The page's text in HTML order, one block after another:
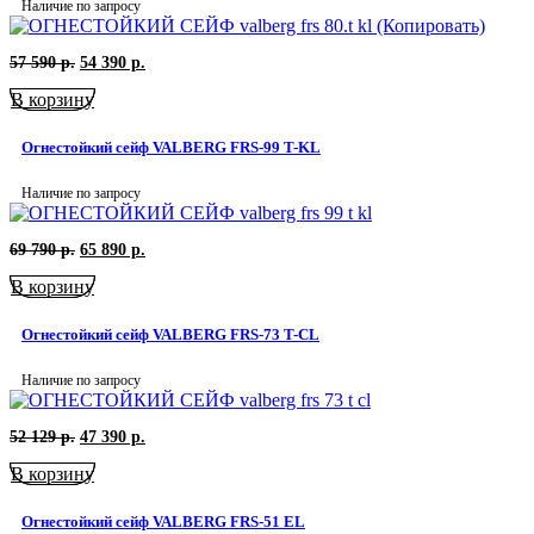
Наличие по запросу
57 590р. Первоначальная
составляла
590
р..
54 390 р.
р..
В корзину
Огнестойкий сейф VALBERG FRS-99 T-KL
Наличие по запросу
69 790р. Первоначальная
составляла
790
р..
65 890 р.
р..
В корзину
Огнестойкий сейф VALBERG FRS-73 T-CL
Наличие по запросу
52 129р. Первоначальная
составляла
129
47 390 р.
р..
В корзину
Огнестойкий сейф VALBERG FRS-51 EL